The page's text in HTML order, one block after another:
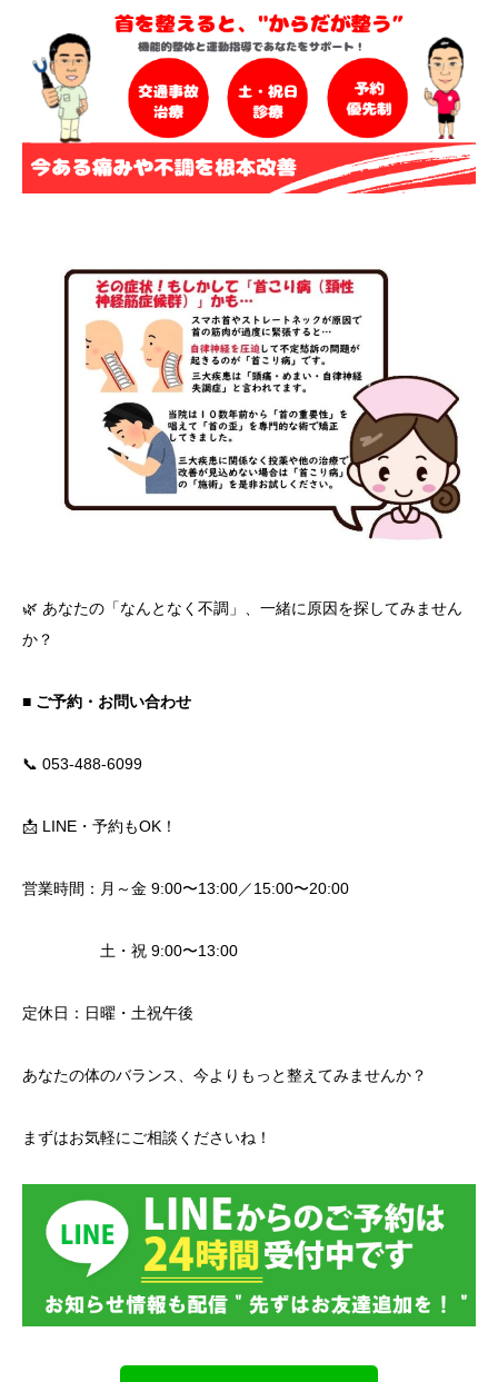
🌿 あなたの「なんとなく不調」、一緒に原因を探してみません
か？
■ ご予約・お問い合わせ
📞 053-488-6099
📩 LINE・予約もOK！
営業時間：月～金 9:00〜13:00／15:00〜20:00
土・祝 9:00〜13:00
定休日：日曜・土祝午後
あなたの体のバランス、今よりもっと整えてみませんか？
まずはお気軽にご相談くださいね！